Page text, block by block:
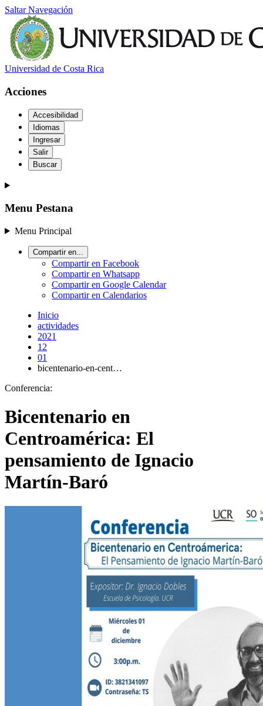
Saltar Navegación
Universidad de Costa Rica
Acciones
Accesibilidad
Idiomas
Ingresar
Salir
Buscar
Menu Pestana
Menu Principal
Compartir en...
Compartir en Facebook
Compartir en Whatsapp
Compartir en Google Calendar
Compartir en Calendarios
Inicio
actividades
2021
12
01
bicentenario-en-cent…
Conferencia:
Bicentenario en
Centroamérica: El
pensamiento de Ignacio
Martín-Baró